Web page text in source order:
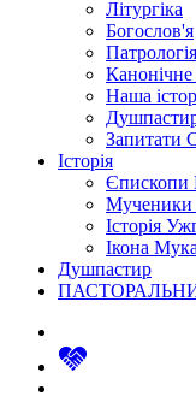
Літургіка
Богослов'я
Патрологія
Наша
Запитати
Історія
Мученики
Історія
Ікона
Душпастир